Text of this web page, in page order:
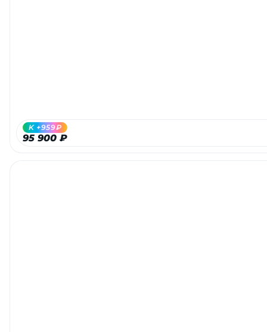
95 900 ₽
K +959₽